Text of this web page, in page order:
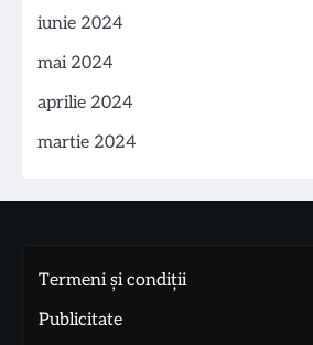
iunie 2024
mai 2024
aprilie 2024
martie 2024
Termeni și condiții
Publicitate